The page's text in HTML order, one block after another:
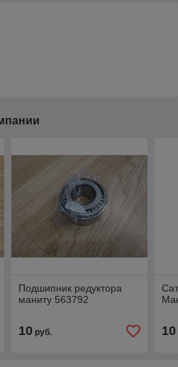
Подшипник редуктора
маниту 563792
10руб. 10